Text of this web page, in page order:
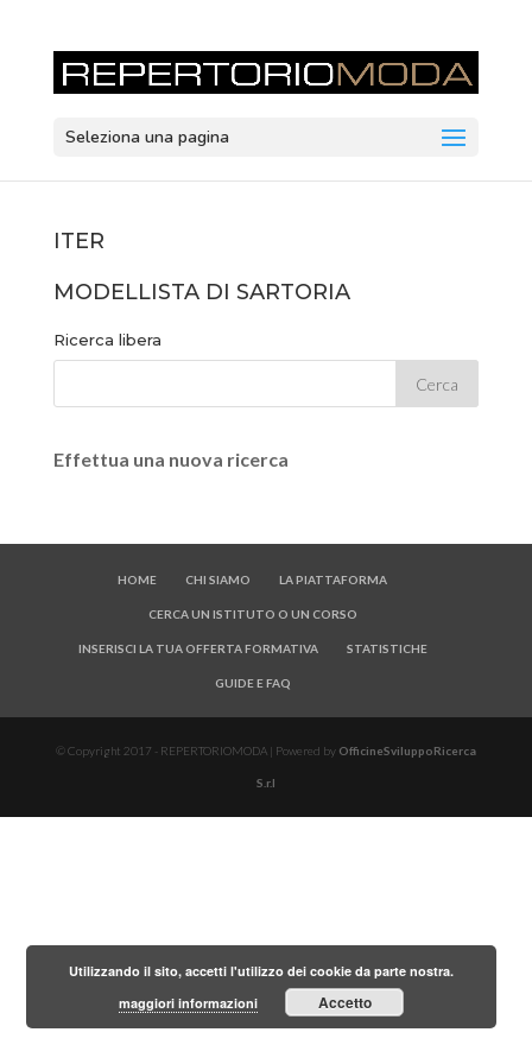
Seleziona una pagina
ITER
MODELLISTA DI SARTORIA
Ricerca libera
Effettua una nuova ricerca
HOME CHI SIAMO LA PIATTAFORMA
CERCA UN ISTITUTO O UN CORSO
INSERISCI LA TUA OFFERTA FORMATIVA STATISTICHE
GUIDE E FAQ
© Copyright 2017 - REPERTORIOMODA | Powered by OfficineSviluppoRicerca
S.r.l
Utilizzando il sito, accetti l'utilizzo dei cookie da parte nostra.
maggiori informazioni
Accetto